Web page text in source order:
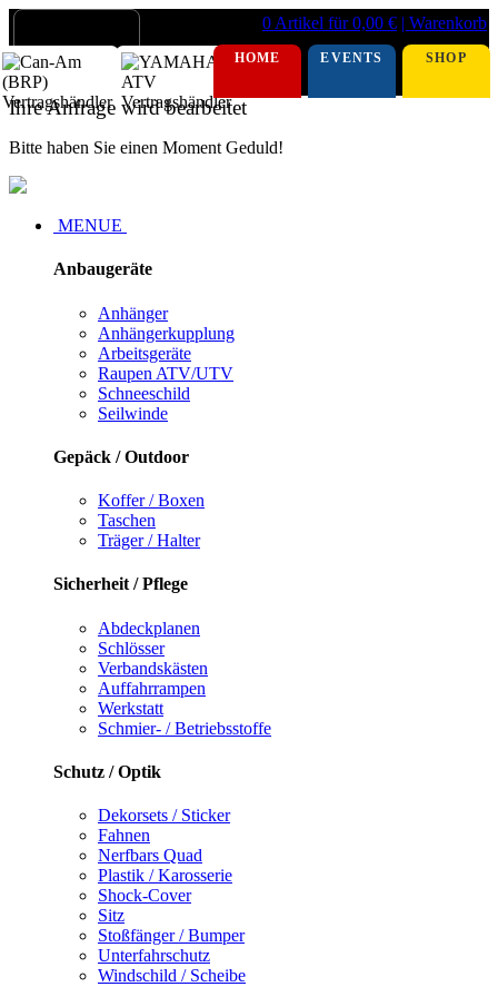
0 Artikel für 0,00 € | Warenkorb
HOME EVENTS SHOP
Ihre Anfrage wird bearbeitet
Bitte haben Sie einen Moment Geduld!
MENUE
Anbaugeräte
Anhänger
Anhängerkupplung
Arbeitsgeräte
Raupen ATV/UTV
Schneeschild
Seilwinde
Gepäck / Outdoor
Koffer / Boxen
Taschen
Träger / Halter
Sicherheit / Pflege
Abdeckplanen
Schlösser
Verbandskästen
Auffahrrampen
Werkstatt
Schmier- / Betriebsstoffe
Schutz / Optik
Dekorsets / Sticker
Fahnen
Nerfbars Quad
Plastik / Karosserie
Shock-Cover
Sitz
Stoßfänger / Bumper
Unterfahrschutz
Windschild / Scheibe